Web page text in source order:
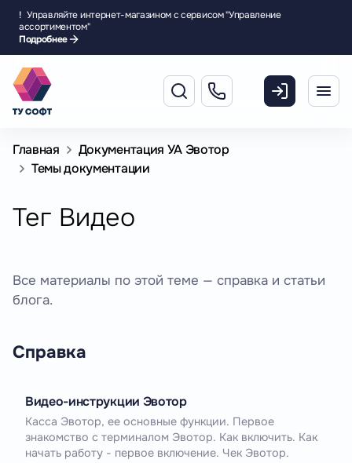
! Управляйте интернет-магазином с сервисом "Управление
ассортиментом"
Подробнее
Главная
Документация УА Эвотор
Темы документации
Тег Видео
Все материалы по этой теме — справка и статьи
блога.
Справка
Видео-инструкции Эвотор
Касса Эвотор, ее основные функции. Первое
знакомство c терминалом Эвотор. Как включить. Как
начать работу - первое включение. Чек Эвотор.